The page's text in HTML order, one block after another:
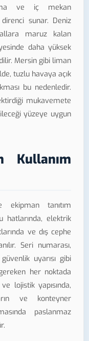
ve iç mekan
sunar. Deniz
maruz kalan
daha yüksek
Mersin gibi liman
tuzlu havaya açık
bu nedenledir.
mukavemete
yüzeye uygun
Kullanım
tanıtım
hatlarında, elektrik
ve dış cephe
Seri numarası,
uyarısı gibi
her noktada
lojistik yapısında,
ve konteyner
paslanmaz